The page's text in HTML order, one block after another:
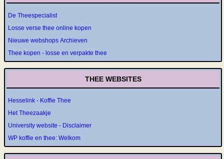
De Theespecialist
Losse verse thee online kopen
Nieuwe webshops Archieven
Thee kopen - losse en verpakte thee
THEE WEBSITES
Hesselink - Koffie Thee
Het Theezaakje
University website - Disclaimer
WP koffie en thee: Welkom